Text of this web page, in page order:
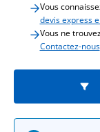
Vous
devis express
Vous ne
Contactez-nous
Famille